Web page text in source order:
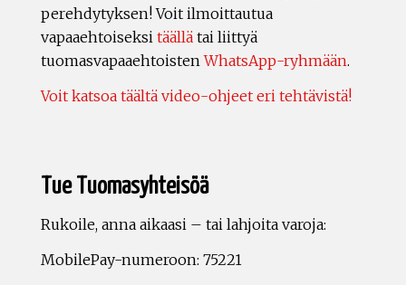
perehdytyksen! Voit ilmoittautua
vapaaehtoiseksi täällä tai liittyä
tuomasvapaaehtoistenWhatsApp-ryhmään.
Voit katsoa täältä video-ohjeet eri tehtävistä!
Tue Tuomasyhteisöä
Rukoile, anna aikaasi – tai lahjoita varoja:
MobilePay-numeroon: 75221